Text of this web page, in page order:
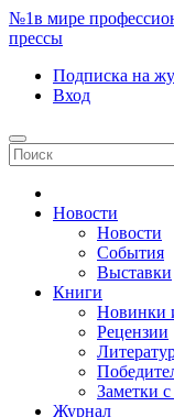
№1в мире
прессы
Подписка на
Вход
Новости
Новости
События
Выставки
Книги
Новинки
Рецензии
Заметки
Журнал